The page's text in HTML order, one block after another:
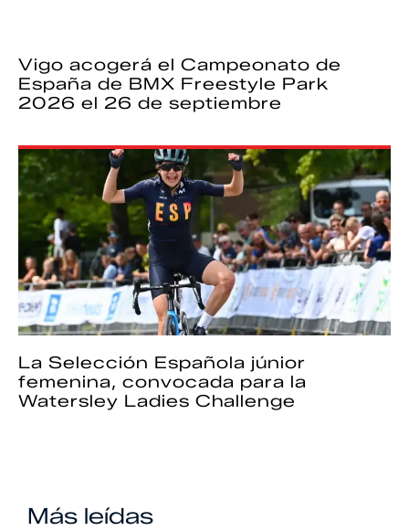
Vigo acogerá el Campeonato de
España de BMX Freestyle Park
2026 el 26 de septiembre
La Selección Española júnior
femenina, convocada para la
Watersley Ladies Challenge
Más leídas